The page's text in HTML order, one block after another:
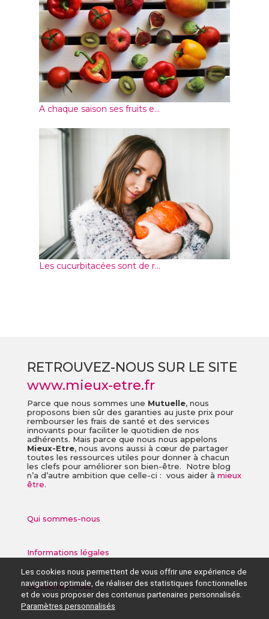
A chaque saison ses fruits e...
Les cucurbitacées sont de r...
RETROUVEZ-NOUS SUR LE SITE
www.mieux-etre.fr
Parce que nous sommes une Mutuelle, nous
proposons bien sûr des garanties au juste prix pour
rembourser les frais de santé et des services
innovants pour faciliter le quotidien de nos
adhérents. Mais parce que nous nous appelons
Mieux-Etre, nous avons aussi à cœur de partager
toutes les ressources utiles pour donner à chacun
les clefs pour améliorer son bien-être. Notre blog
n’a d’autre ambition que celle-ci : vous aider à mieux
être.
Qui sommes-nous
Informations légales
Contactez-nous
Les cookies nous permettent de vous offrir une expérience de
navigation optimale, de réaliser des statistiques fonctionnelles
et de vous proposer des contenus partenaires personnalisés.
Paramètres personnalisés